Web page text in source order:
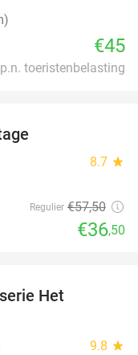
€45
toeristenbelasting
8.7 star
Regulier €57,50
€36,50
Het
9.8 star